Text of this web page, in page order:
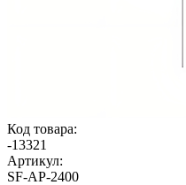
Код товара:
-13321
Артикул:
SF-AP-2400